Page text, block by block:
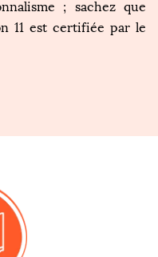
; sachez que
11 est certifiée par le